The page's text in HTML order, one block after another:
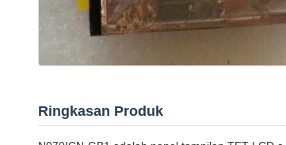
Ringkasan Produk